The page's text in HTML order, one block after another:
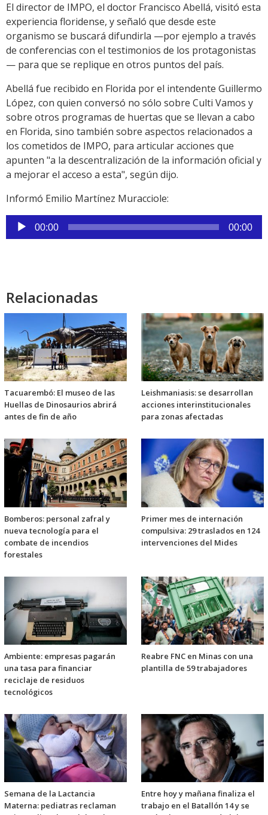
El director de IMPO, el doctor Francisco Abellá, visitó esta
experiencia floridense, y señaló que desde este
organismo se buscará difundirla —por ejemplo a través
de conferencias con el testimonios de los protagonistas
— para que se replique en otros puntos del país.
Abellá fue recibido en Florida por el intendente Guillermo
López, con quien conversó no sólo sobre Culti Vamos y
sobre otros programas de huertas que se llevan a cabo
en Florida, sino también sobre aspectos relacionados a
los cometidos de IMPO, para articular acciones que
apunten "a la descentralización de la información oficial y
a mejorar el acceso a esta", según dijo.
Informó Emilio Martínez Muracciole:
Reproductor
de
00:00 00:00
Relacionadas
Tacuarembó: El museo de las
Huellas de Dinosaurios abrirá
antes de fin de año
Leishmaniasis: se desarrollan
acciones interinstitucionales
para zonas afectadas
Bomberos: personal zafral y
nueva tecnología para el
combate de incendios
forestales
Primer mes de internación
compulsiva: 29 traslados en 124
intervenciones del Mides
Ambiente: empresas pagarán
una tasa para financiar
reciclaje de residuos
tecnológicos
Reabre FNC en Minas con una
plantilla de 59 trabajadores
Semana de la Lactancia
Materna: pediatras reclaman
Entre hoy y mañana finaliza el
trabajo en el Batallón 14 y se